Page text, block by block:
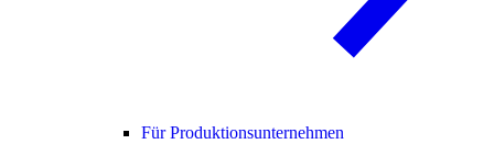
Für Produktionsunternehmen